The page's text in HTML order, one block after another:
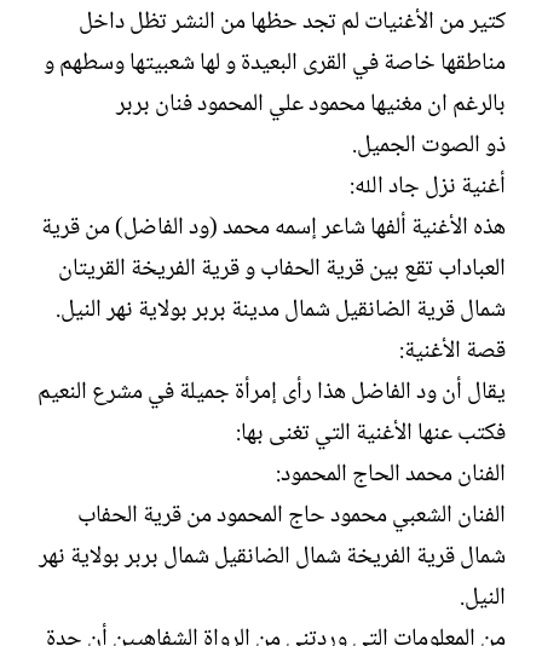
ا
ت
ب
ي
خ
ل
ا
ء
كتير من الأغنيات لم تجد حظها من النشر تظل داخل
مناطقها خاصة في القرى البعيدة و لها شعبيتها وسطهم و
بالرغم ان مغنيها محمود علي المحمود فنان بربر
ذو الصوت الجميل.
أغنية نزل جاد الله:
هذه الأغنية ألفها شاعر إسمه محمد (ود الفاضل) من قرية
العباداب تقع بين قرية الحفاب و قرية الفريخة القريتان
شمال قرية الضانقيل شمال مدينة بربر بولاية نهر النيل.
قصة الأغنية:
يقال أن ود الفاضل هذا رأى إمرأة جميلة في مشرع النعيم
فكتب عنها الأغنية التي تغنى بها:
الفنان محمد الحاج المحمود:
الفنان الشعبي محمود حاج المحمود من قرية الحفاب
شمال قرية الفريخة شمال الضانقيل شمال بربر بولاية نهر
النيل.